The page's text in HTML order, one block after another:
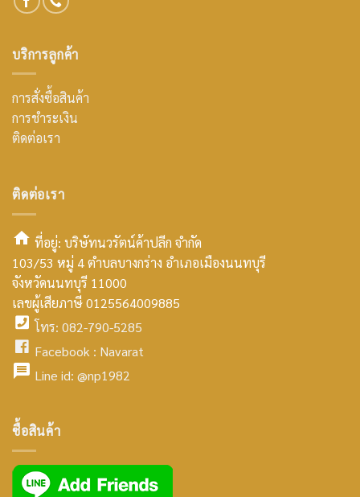
บริการลูกค้า
การสั่งซื้อสินค้า
การชำระเงิน
ติดต่อเรา
ติดต่อเรา
smt2
home
icon
ที่อยู่: บริษัทนวรัตน์ค้าปลีก จำกัด
103/53 หมู่ 4 ตำบลบางกร่าง อำเภอเมืองนนทบุรี
จังหวัดนนทบุรี 11000
เลขผู้เสียภาษี 0125564009885
facebook
icon
โทร: 082-790-5285
facebook
Facebook : Navarat
icon
Line id: @np1982
ซื้อสินค้า